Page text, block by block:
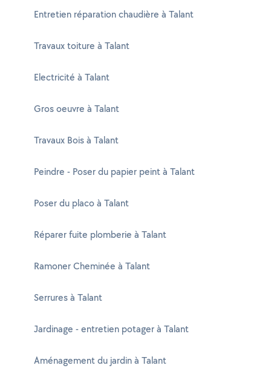
Entretien réparation chaudière à Talant
Travaux toiture à Talant
Electricité à Talant
Gros oeuvre à Talant
Travaux Bois à Talant
Peindre - Poser du papier peint à Talant
Poser du placo à Talant
Réparer fuite plomberie à Talant
Ramoner Cheminée à Talant
Serrures à Talant
Jardinage - entretien potager à Talant
Aménagement du jardin à Talant